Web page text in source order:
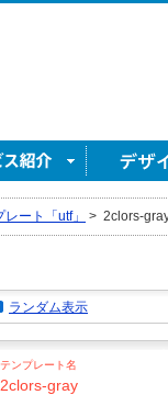
ート「utf」 > 2clors-
ランダム表示
テンプレート名
2clors-gray